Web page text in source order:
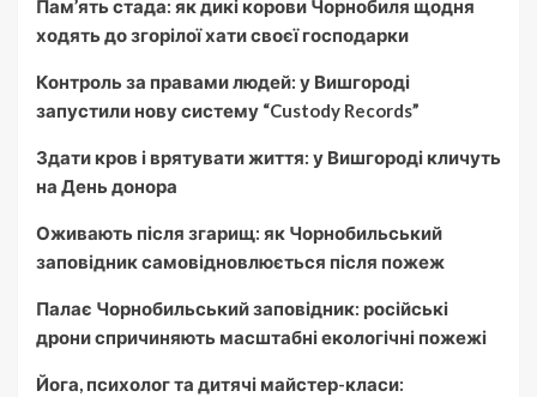
Пам’ять стада: як дикі корови Чорнобиля щодня
ходять до згорілої хати своєї господарки
Контроль за правами людей: у Вишгороді
запустили нову систему “Custody Records”
Здати кров і врятувати життя: у Вишгороді кличуть
на День донора
Оживають після згарищ: як Чорнобильський
заповідник самовідновлюється після пожеж
Палає Чорнобильський заповідник: російські
дрони спричиняють масштабні екологічні пожежі
Йога, психолог та дитячі майстер-класи: